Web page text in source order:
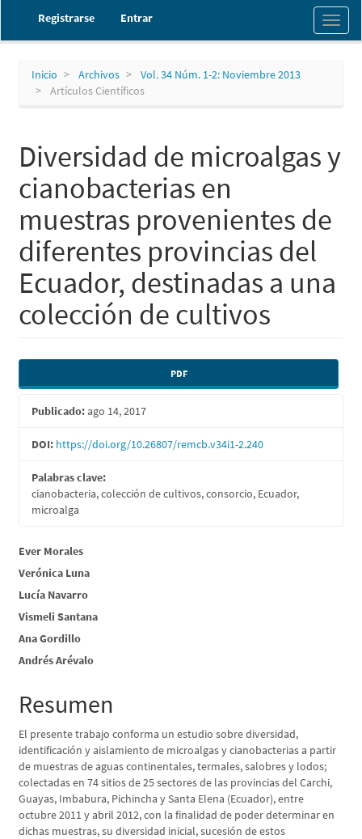
principal
Contenido
Barra
lateral
Registrarse Entrar
Toggle
Inicio Archivos
Vol. 34 Núm. 1-2: Noviembre 2013
Artículos Científicos
Diversidad de microalgas y
cianobacterias en
muestras provenientes de
diferentes provincias del
Ecuador, destinadas a una
colección de cultivos
Barra
lateral
del
artículo
PDF
Publicado:ago 14, 2017
DOI: https://doi.org/10.26807/remcb.v34i1-2.240
Palabras clave:
cianobacteria, colección de cultivos, consorcio, Ecuador,
microalga
Contenido
principal
del
artículo
Ever Morales
Verónica Luna
Lucía Navarro
Vismeli Santana
Ana Gordillo
Andrés Arévalo
Resumen
El presente trabajo conforma un estudio sobre diversidad,
identificación y aislamiento de microalgas y cianobacterias a partir
de muestras de aguas continentales, termales, salobres y lodos;
colectadas en 74 sitios de 25 sectores de las provincias del Carchi,
Guayas, Imbabura, Pichincha y Santa Elena (Ecuador), entre
octubre 2011 y abril 2012, con la finalidad de poder determinar en
dichas muestras, su diversidad inicial, sucesión de estos